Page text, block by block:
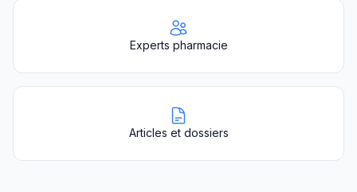
Experts pharmacie
Articles et dossiers